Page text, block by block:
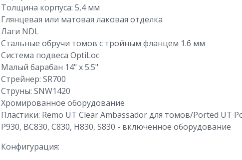
Толщина корпуса: 5,4 мм
Глянцевая или матовая лаковая отделка
Лаги NDL
Стальные обручи томов с тройным фланцем 1.6 мм
Система подвеса OptiLoc
Малый барабан 14" x 5.5"
Стрейнер: SR700
Струны: SNW1420
Хромированное оборудование
Пластики: Remo UT Clear Ambassador для томов/Ported UT
P930, BC830, C830, H830, S830 - включенное оборудование
Конфигурация: